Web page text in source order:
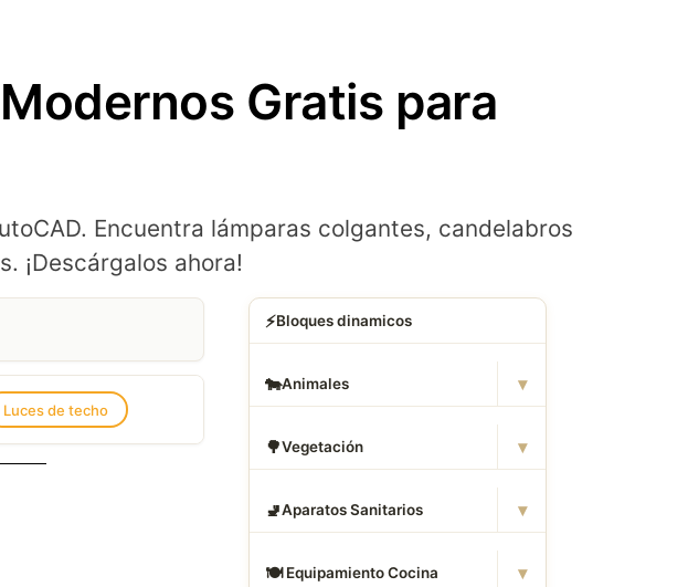
Gratis para
Encuentra lámparas colgantes, candelabros
¡Descárgalos ahora!
Luces de techo
⚡Bloques dinamicos
🐄Animales ▾
🌳Vegetación ▾
🚽Aparatos Sanitarios ▾
🍽️ Equipamiento Cocina ▾